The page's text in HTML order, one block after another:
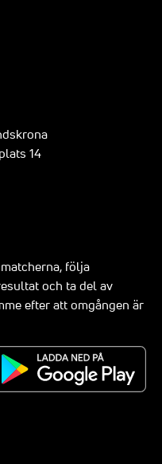
14
följa
och ta del av
efter att omgången är